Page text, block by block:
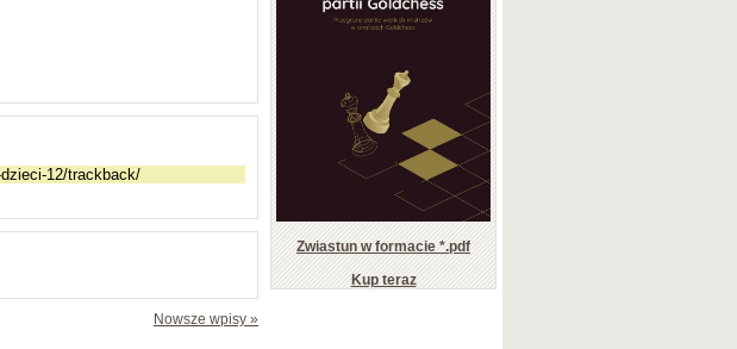
Nowsze wpisy »
Zwiastun w formacie *.pdf
Kup teraz